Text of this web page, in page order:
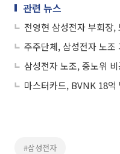
관련 뉴스
#삼성전자